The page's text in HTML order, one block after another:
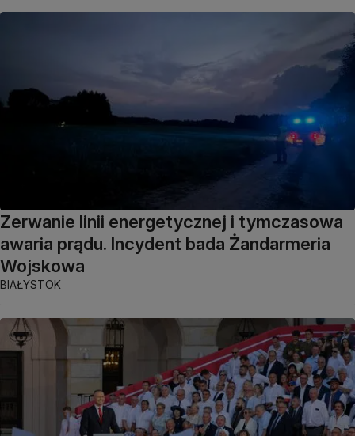
Zerwanie linii energetycznej i tymczasowa
awaria prądu. Incydent bada Żandarmeria
Wojskowa
BIAŁYSTOK